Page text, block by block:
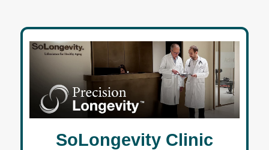
SoLongevity Clinic